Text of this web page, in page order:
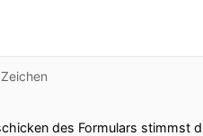
des Formulars stimmst